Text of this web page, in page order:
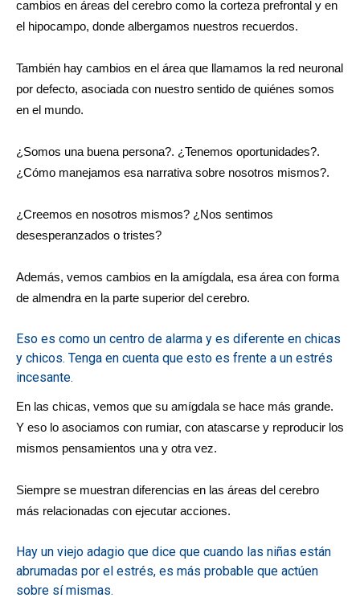
cambios en áreas del cerebro como la corteza prefrontal y en
el hipocampo, donde albergamos nuestros recuerdos.
También hay cambios en el área que llamamos la red neuronal
por defecto, asociada con nuestro sentido de quiénes somos
en el mundo.
¿Somos una buena persona?. ¿Tenemos oportunidades?.
¿Cómo manejamos esa narrativa sobre nosotros mismos?.
¿Creemos en nosotros mismos? ¿Nos sentimos
desesperanzados o tristes?
Además, vemos cambios en la amígdala, esa área con forma
de almendra en la parte superior del cerebro.
Eso es como un centro de alarma y es diferente en chicas
y chicos. Tenga en cuenta que esto es frente a un estrés
incesante.
En las chicas, vemos que su amígdala se hace más grande.
Y eso lo asociamos con rumiar, con atascarse y reproducir los
mismos pensamientos una y otra vez.
Siempre se muestran diferencias en las áreas del cerebro
más relacionadas con ejecutar acciones.
Hay un viejo adagio que dice que cuando las niñas están
abrumadas por el estrés, es más probable que actúen
sobre sí mismas.